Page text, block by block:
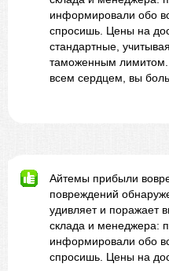
информировали обо
спросишь. Цены на
стандартные,
таможенным
всем сердцем, вы
Айтемы прибыли
повреждений
удивляет и поражает
склада и менеджера:
информировали обо
спросишь. Цены на